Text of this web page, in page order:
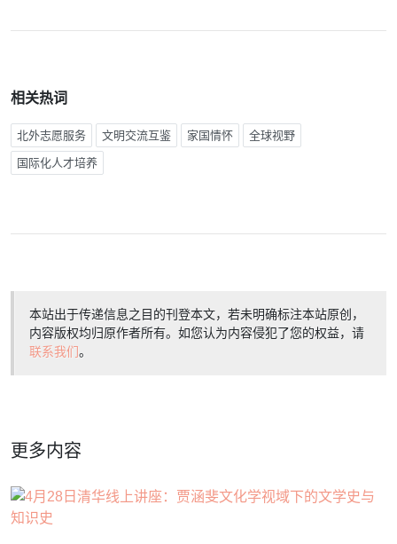
相关热词
北外志愿服务 文明交流互鉴 家国情怀 全球视野
国际化人才培养
本站出于传递信息之目的刊登本文，若未明确标注本站原创，
内容版权均归原作者所有。如您认为内容侵犯了您的权益，请
联系我们。
更多内容